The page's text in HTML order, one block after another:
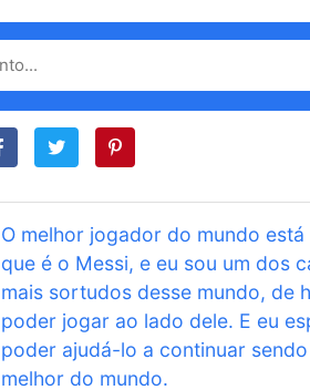
O melhor jogador do mundo está
que é o Messi, e eu sou um dos
mais sortudos desse mundo, de
poder jogar ao lado dele. E eu
poder ajudá-lo a continuar
melhor do mundo.